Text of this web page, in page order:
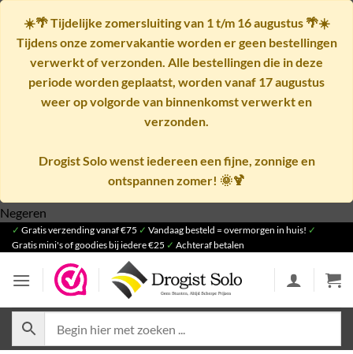
☀️🌴Tijdelijke zomersluiting van 1 t/m 16 augustus🌴☀️
Tijdens onze zomervakantie worden er geen bestellingen
verwerkt of verzonden. Alle bestellingen die in deze
periode worden geplaatst, worden vanaf 17 augustus
weer op volgorde van binnenkomst verwerkt en
verzonden.
Drogist Solo wenst iedereen een fijne, zonnige en
ontspannen zomer! 🌞🍹
Negeren
naar
inhoud
✓ Gratis verzending vanaf €75 ✓ Vandaag besteld = overmorgen in huis! ✓
Gratis mini's of goodies bij iedere €25 ✓ Achteraf betalen